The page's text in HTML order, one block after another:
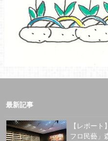
最新記事
【レポー
フロ民藝」